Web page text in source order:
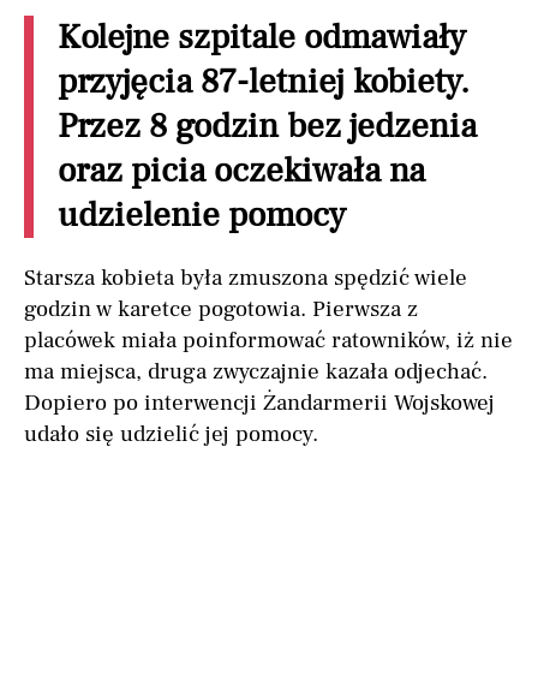
Kolejne szpitale odmawiały
przyjęcia 87-letniej kobiety.
Przez 8 godzin bez jedzenia
oraz picia oczekiwała na
udzielenie pomocy
Starsza kobieta była zmuszona spędzić wiele
godzin w karetce pogotowia. Pierwsza z
placówek miała poinformować ratowników, iż nie
ma miejsca, druga zwyczajnie kazała odjechać.
Dopiero po interwencji Żandarmerii Wojskowej
udało się udzielić jej pomocy.